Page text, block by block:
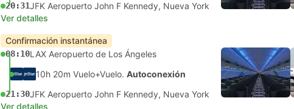
20:31JFK Aeropuerto John F Kennedy, Nueva York
Ver detalles
Confirmación instantánea
08:10LAX Aeropuerto de Los Ángeles
10h 20m Vuelo+Vuelo. Autoconexión
21:30JFK Aeropuerto John F Kennedy, Nueva York
Ver detalles